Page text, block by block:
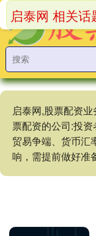
启泰网,股票配资
票配资的公司:投
贸易争端、货币汇
响，需提前做好准
启泰网 相关话